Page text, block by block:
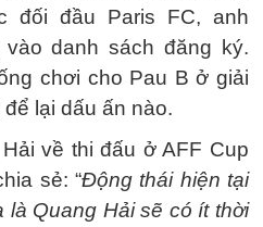
đối đầu Paris FC, anh
danh sách đăng ký.
chơi cho Pau B ở giải
lại dấu ấn nào.
về thi đấu ở AFF Cup
sẻ: “Động thái hiện tại
là Quang Hải sẽ có ít thời